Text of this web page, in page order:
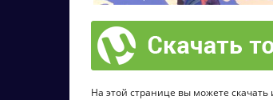
На этой странице вы можете скачать